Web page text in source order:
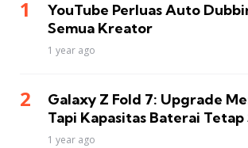
YouTube Perluas Auto
Semua Kreator
1 year ago
Galaxy Z Fold 7: Upgrade
Tapi Kapasitas Baterai Tetap
1 year ago